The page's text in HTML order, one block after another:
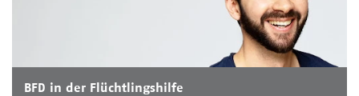
BFD in der Flüchtlingshilfe